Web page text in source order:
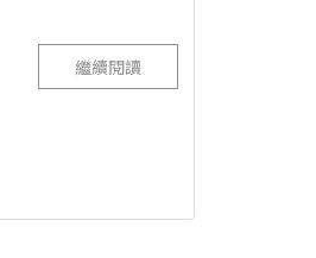
繼續閱讀